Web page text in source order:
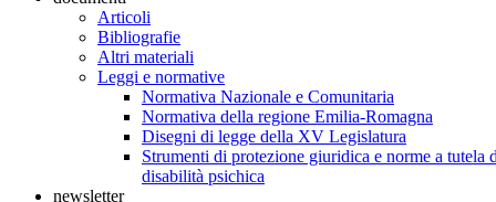
Articoli
Bibliografie
Altri materiali
Leggi e normative
Normativa Nazionale e Comunitaria
Normativa della regione Emilia-Romagna
Disegni di legge della XV Legislatura
Strumenti di protezione giuridica e norme a tutela
disabilità psichica
newsletter